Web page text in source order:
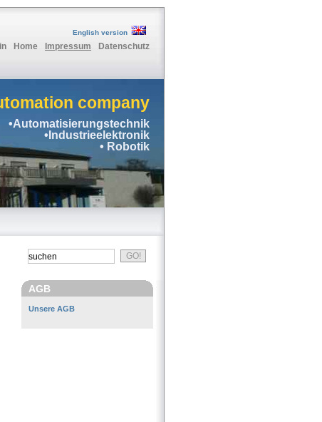
English version
Home Impressum Datenschutz
company
•Automatisierungstechnik
•Industrieelektronik
• Robotik
AGB
Unsere AGB